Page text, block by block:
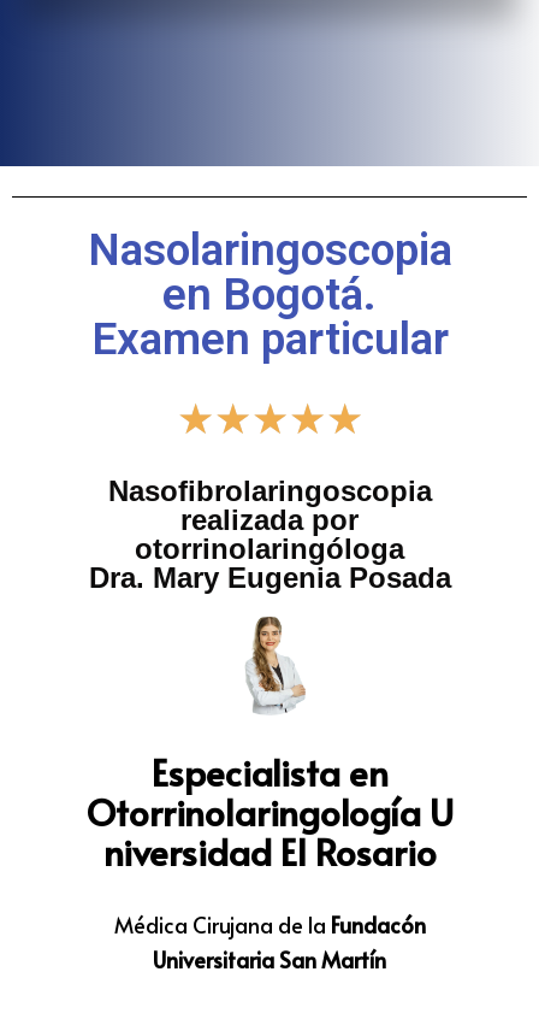
Nasolaringoscopia
en Bogotá.
Examen particular
★★★★★
Nasofibrolaringoscopia
realizada por
otorrinolaringóloga
Dra. Mary Eugenia Posada
Especialista en
OtorrinolaringologíaU
niversidad El Rosario
Médica Cirujana de la Fundacón
Universitaria SanMartín